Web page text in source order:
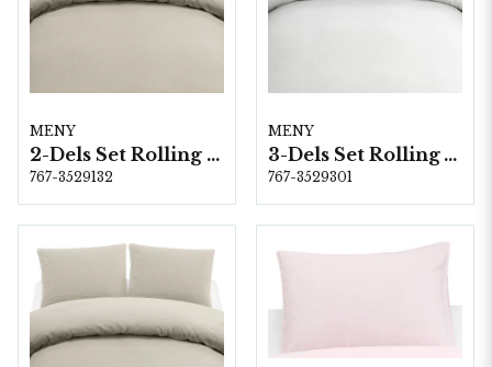
MENY
2-Dels Set Rolling Linne
767-3529132
MENY
3-Dels Set Rolling Vit Dubbel
767-3529301